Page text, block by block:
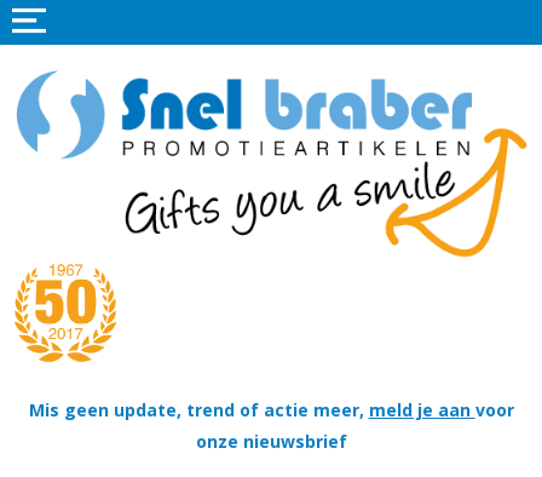
Mis geen update, trend of actie meer, meld je aan voor
onze nieuwsbrief
Home
Promotieartikelen
Tassen
Thema's